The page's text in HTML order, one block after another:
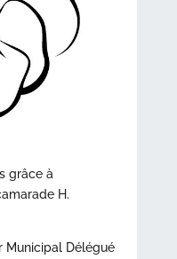
grâce à
H.
Municipal Délégué